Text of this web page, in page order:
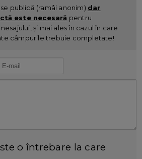
publică (ramâi anonim) dar
este necesară pentru
și mai ales în cazul în care
câmpurile trebuie completate!
o întrebare la care